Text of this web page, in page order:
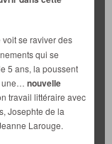
se raviver des
qui se
5 ans, la poussent
une… nouvelle
travail littéraire avec
Josephte de la
Larouge.